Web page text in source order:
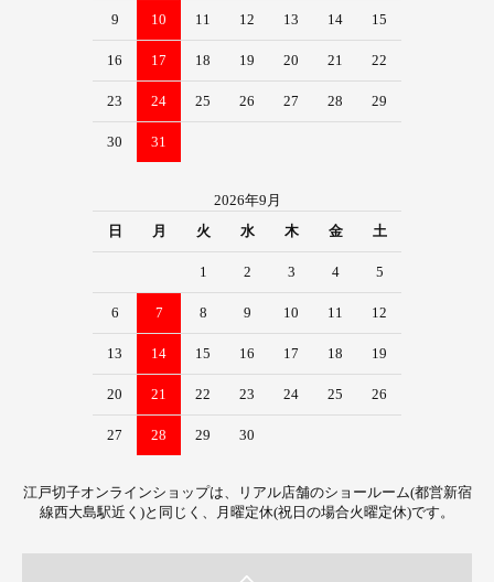
9 10 11 12 13 14 15
16 17 18 19 20 21 22
23 24 25 26 27 28 29
30 31
2026年9月
日
月 火 水 木 金 土
1 2 3 4 5
6 7 8 9 10 11 12
13 14 15 16 17 18 19
20 21 22 23 24 25 26
27 28 29 30
江戸切子オンラインショップは、リアル店舗のショールーム(都営新宿
線西大島駅近く)と同じく、月曜定休(祝日の場合火曜定休)です。